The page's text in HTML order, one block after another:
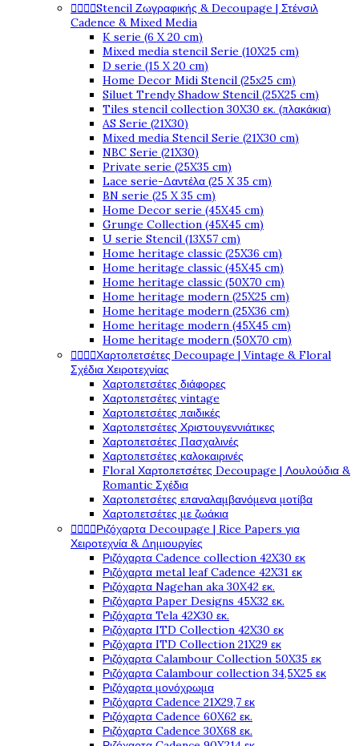
Stencil Ζωγραφικής & Decoupage | Στένσιλ
Cadence & Mixed Media
K serie (6 X 20 cm)
Mixed media stencil Serie (10X25 cm)
D serie (15 X 20 cm)
Home Decor Midi Stencil (25x25 cm)
Siluet Trendy Shadow Stencil (25X25 cm)
Tiles stencil collection 30X30 εκ. (πλακάκια)
AS Serie (21X30)
Mixed media Stencil Serie (21X30 cm)
NBC Serie (21X30)
Private serie (25X35 cm)
Lace serie-Δαντέλα (25 X 35 cm)
BN serie (25 X 35 cm)
Home Decor serie (45X45 cm)
Grunge Collection (45X45 cm)
U serie Stencil (13X57 cm)
Home heritage classic (25X36 cm)
Home heritage classic (45X45 cm)
Home heritage classic (50X70 cm)
Home heritage modern (25X25 cm)
Home heritage modern (25X36 cm)
Home heritage modern (45X45 cm)
Home heritage modern (50X70 cm)
Χαρτοπετσέτες Decoupage | Vintage & Floral
Σχέδια Χειροτεχνίας
Χαρτοπετσέτες διάφορες
Χαρτοπετσέτες vintage
Χαρτοπετσέτες παιδικές
Χαρτοπετσέτες Χριστουγεννιάτικες
Χαρτοπετσέτες Πασχαλινές
Χαρτοπετσέτες καλοκαιρινές
Floral Χαρτοπετσέτες Decoupage | Λουλούδια &
Romantic Σχέδια
Χαρτοπετσέτες επαναλαμβανόμενα μοτίβα
Χαρτοπετσέτες με ζωάκια
Ριζόχαρτα Decoupage | Rice Papers για
Χειροτεχνία & Δημιουργίες
Ριζόχαρτα Cadence collection 42X30 εκ
Ριζόχαρτα metal leaf Cadence 42X31 εκ
Ριζόχαρτα Nagehan aka 30X42 εκ.
Ριζόχαρτα Paper Designs 45X32 εκ.
Ριζόχαρτα Tela 42Χ30 εκ.
Ριζόχαρτα ITD Collection 42X30 εκ
Ριζόχαρτα ITD Collection 21X29 εκ
Ριζόχαρτα Calambour Collection 50X35 εκ
Ριζόχαρτα Calambour collection 34,5X25 εκ
Ριζόχαρτα μονόχρωμα
Ριζόχαρτα Cadence 21Χ29,7 εκ
Ριζόχαρτα Cadence 60X62 εκ.
Ριζόχαρτα Cadence 30X68 εκ.